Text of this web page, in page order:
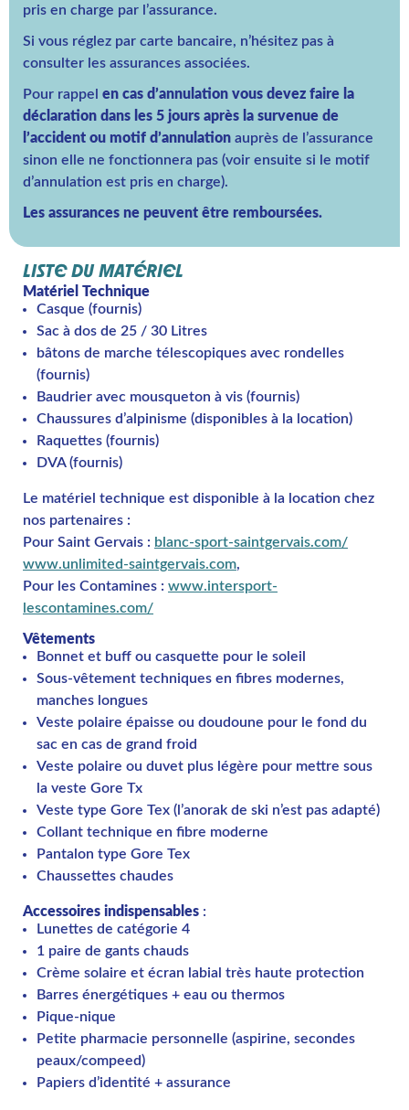
pris en charge par l’assurance.
Si vous réglez par carte bancaire, n’hésitez pas à
consulter les assurances associées.
Pour rappel en cas d’annulation vous devez faire la
déclaration dans les 5 jours après la survenue de
l’accident ou motif d’annulation auprès de l’assurance
sinon elle ne fonctionnera pas (voir ensuite si le motif
d’annulation est pris en charge).
Les assurances ne peuvent être remboursées.
LISTE DU MATÉRIEL
Matériel Technique
Casque (fournis)
Sac à dos de 25 / 30 Litres
bâtons de marche télescopiques avec rondelles
(fournis)
Baudrier avec mousqueton à vis (fournis)
Chaussures d’alpinisme (disponibles à la location)
Raquettes (fournis)
DVA (fournis)
Le matériel technique est disponible à la location chez
nos partenaires :
Pour Saint Gervais : blanc-sport-saintgervais.com/
www.unlimited-saintgervais.com,
Pour les Contamines : www.intersport-
lescontamines.com/
Vêtements
Bonnet et buff ou casquette pour le soleil
Sous-vêtement techniques en fibres modernes,
manches longues
Veste polaire épaisse ou doudoune pour le fond du
sac en cas de grand froid
Veste polaire ou duvet plus légère pour mettre sous
la veste Gore Tx
Veste type Gore Tex (l’anorak de ski n’est pas adapté)
Collant technique en fibre moderne
Pantalon type Gore Tex
Chaussettes chaudes
Accessoires indispensables :
Lunettes de catégorie 4
1 paire de gants chauds
Crème solaire et écran labial très haute protection
Barres énergétiques + eau ou thermos
Pique-nique
Petite pharmacie personnelle (aspirine, secondes
peaux/compeed)
Papiers d’identité + assurance